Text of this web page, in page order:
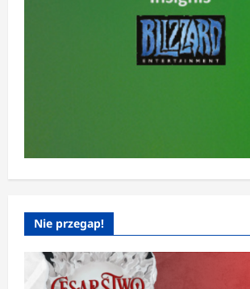
Nie przegap!